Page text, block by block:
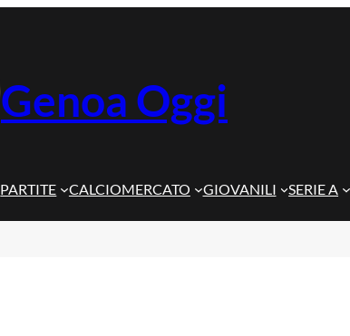
Genoa Oggi
PARTITE CALCIOMERCATO GIOVANILI SERIE A